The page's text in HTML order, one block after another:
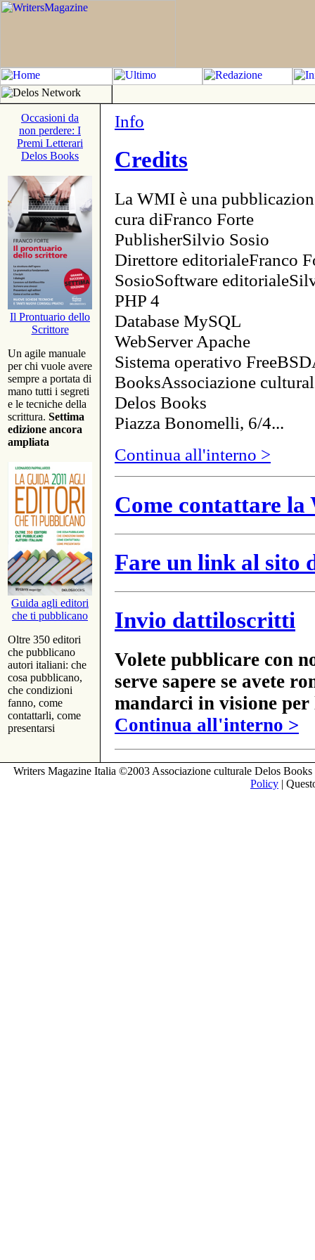
Occasioni da
non perdere: I
Premi Letterari
Delos Books
Il Prontuario dello
Scrittore
Un agile manuale
per chi vuole avere
sempre a portata di
mano tutti i segreti
e le tecniche della
scrittura. Settima
edizione ancora
ampliata
Guida agli editori
che ti pubblicano
Oltre 350 editori
che pubblicano
autori italiani: che
cosa pubblicano,
che condizioni
fanno, come
contattarli, come
presentarsi
Info
Credits
La WMI è una
cura diFranco Forte
PublisherSilvio Sosio
Direttore editorialeFranco
SosioSoftware
PHP 4
Database MySQL
WebServer Apache
Sistema operativo
BooksAssociazione
Delos Books
Piazza Bonomelli, 6/4...
Continua all'interno >
Come contattare
Fare un link al sito
Invio dattiloscritti
Volete pubblicare con
serve sapere se avete
mandarci in visione
Continua all'interno >
Writers Magazine Italia ©2003 Associazione culturale Delos
Policy |